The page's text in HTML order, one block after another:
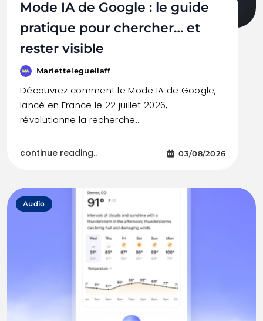
Mode IA de Google : le guide
pratique pour chercher… et
rester visible
Marietteleguellaff
Découvrez comment le Mode IA de Google,
lancé en France le 22 juillet 2026,
révolutionne la recherche…
continue reading.. 03/08/2026
Audio